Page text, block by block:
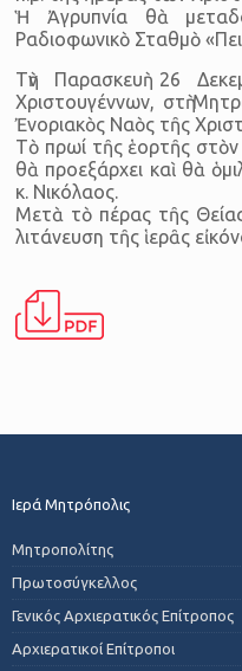
Ἡ Ἀγρυπνία θὰ
Ραδιοφωνικὸ Σταθμὸ
Τὴν Παρασκευὴ 26
Χριστουγέννων, στὴ
Ἐνοριακὸς Ναὸς τῆς
Τὸ πρωί τῆς ἑορτῆς στὸν
θὰ προεξάρχει καὶ θὰ
κ. Νικόλαος.
Μετὰ τὸ πέρας τῆς
λιτάνευση τῆς ἱερᾶς
Ιερά Μητρόπολις
Μητροπολίτης
Πρωτοσύγκελλος
Γενικός Αρχιερατικός Επίτροπος
Αρχιερατικοί Επίτροποι